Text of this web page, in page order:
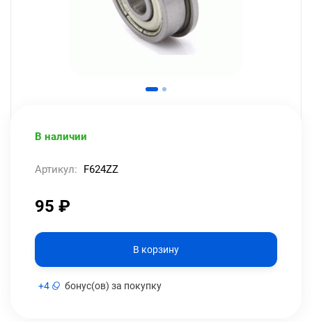
В наличии
Артикул: F624ZZ
95 ₽
В корзину
+4 бонус(ов) за покупку